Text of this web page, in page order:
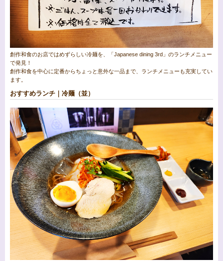
創作和食のお店ではめずらしい冷麺を、「Japanese dining 3rd」のランチメニュー
で発見！
創作和食を中心に定番からちょっと意外な一品まで、ランチメニューも充実してい
ます。
おすすめランチ｜冷麺（並）